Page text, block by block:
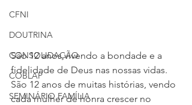
CFNI
DOUTRINA
CONSOLIDAÇÃO
COBLAP
SEMINÁRIO FAMÍLIA
São 12 anos vivendo a bondade e a
fidelidade de Deus nas nossas vidas.
São 12 anos de muitas histórias, vendo
cada mulher de honra crescer no